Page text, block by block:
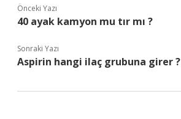
Önceki Yazı
40 ayak kamyon mu tır mı ?
Sonraki Yazı
Aspirin hangi ilaç grubuna girer ?